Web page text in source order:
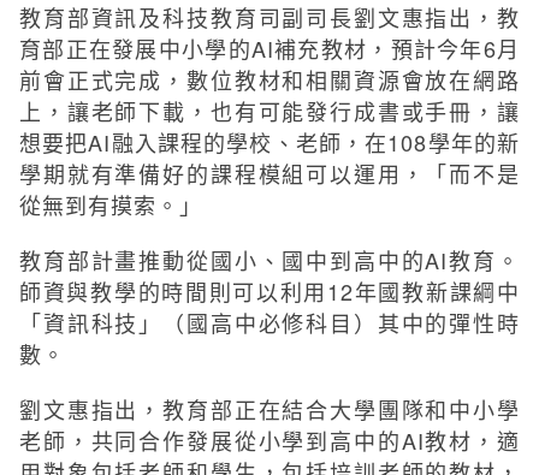
教育部資訊及科技教育司副司長劉文惠指出，教
育部正在發展中小學的AI補充教材，預計今年6月
前會正式完成，數位教材和相關資源會放在網路
上，讓老師下載，也有可能發行成書或手冊，讓
想要把AI融入課程的學校、老師，在108學年的新
學期就有準備好的課程模組可以運用，「而不是
從無到有摸索。」
教育部計畫推動從國小、國中到高中的AI教育。
師資與教學的時間則可以利用12年國教新課綱中
「資訊科技」（國高中必修科目）其中的彈性時
數。
劉文惠指出，教育部正在結合大學團隊和中小學
老師，共同合作發展從小學到高中的AI教材，適